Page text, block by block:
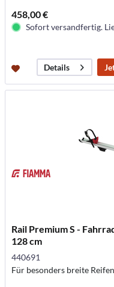
458,00 €
Sofort versandfertig.
Details
Rail Premium S -
128 cm
440691
Für besonders breite Reifen